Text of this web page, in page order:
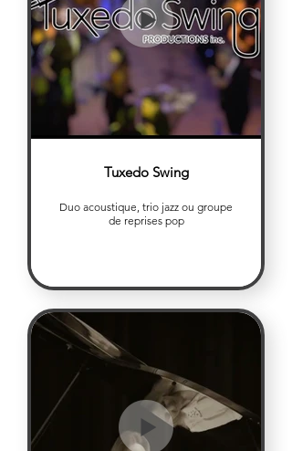
Tuxedo Swing
Duo acoustique, trio jazz ou groupe
de reprises pop